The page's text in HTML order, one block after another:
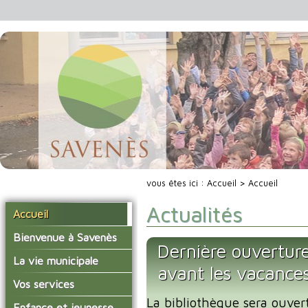
Accueil
Bienvenue à Savenès
Situer Savenès
Savenès en chiffre
L'histoire du village
La vie municipale
Vos élus
Les compte-rendus du
Vos services
La mairie
vous êtes ici : Accueil > Accueil
Actualités
Dernière
avant les
La bibliothèque sera